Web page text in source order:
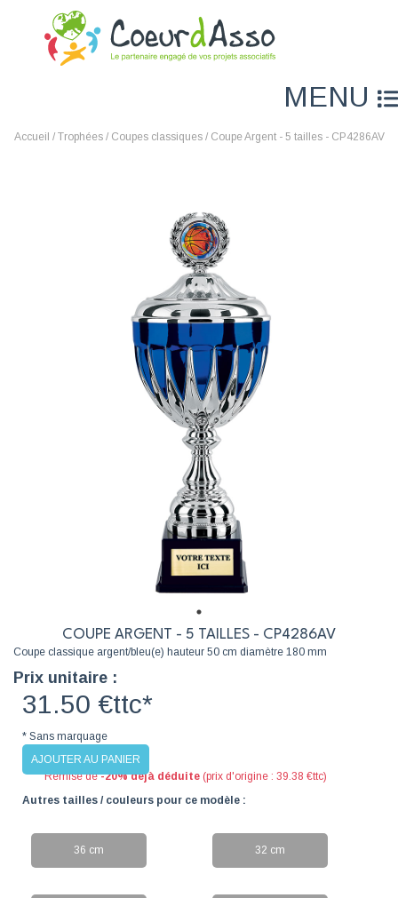
MENU
Accueil / Trophées/ Coupes classiques/ Coupe Argent - 5 tailles - CP4286AV
COUPE ARGENT - 5 TAILLES - CP4286AV
Coupe classique argent/bleu(e) hauteur 50 cm diamètre 180 mm
Prix unitaire :
31.50 €ttc*
* Sans marquage
AJOUTER AU PANIER
Remise de-20% déjà déduite (prix d'origine : 39.38 €ttc)
Autres tailles / couleurs pour ce modèle :
36 cm 32 cm